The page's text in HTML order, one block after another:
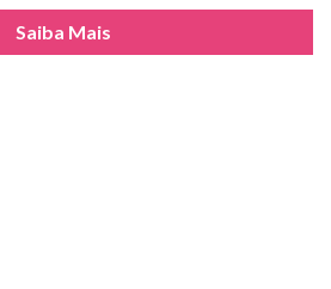
Saiba Mais